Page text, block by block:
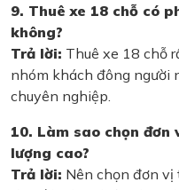
9. Thuê xe 18 chỗ có
không?
Trả lời: Thuê xe 18 chỗ
nhóm khách đông người
chuyên nghiệp.
10. Làm sao chọn
lượng cao?
Trả lời: Nên chọn đơn vị